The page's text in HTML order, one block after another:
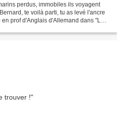
perdus, immobiles ils voyagent
te voilà parti, tu as levé l'ancre
prof d'Anglais d'Allemand dans "La